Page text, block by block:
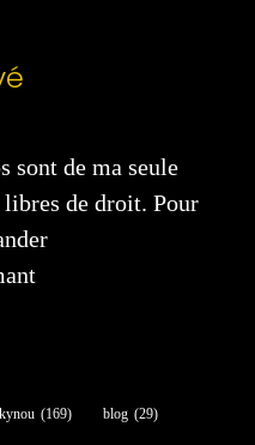
sont de ma seule
de droit. Pour
(169) blog (29)